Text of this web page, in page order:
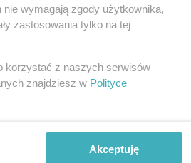
wymagają zgody użytkownika,
zastosowania tylko na tej
korzystać z naszych serwisów
znajdziesz w Polityce
Akceptuję